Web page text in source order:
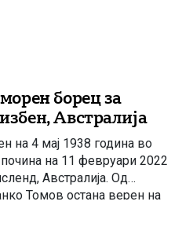
борец за
Австралија
на 4 мај 1938 година во
на 11 февруари 2022
Австралија. Од
Томов остана верен на
активист, публицист,